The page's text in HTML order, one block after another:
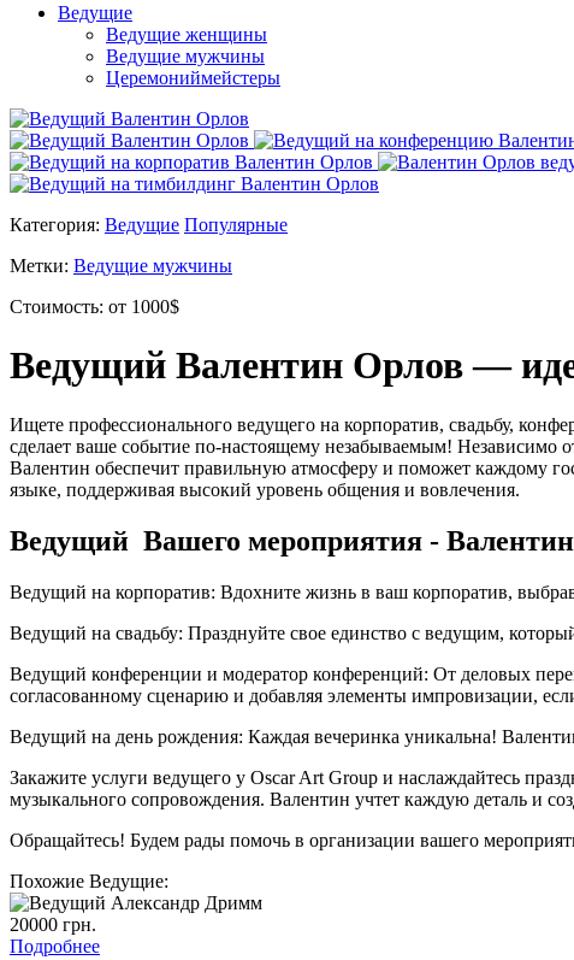
Ведущие
Ведущие женщины
Ведущие мужчины
Церемониймейстеры
Категория: Ведущие Популярные
Метки: Ведущие мужчины
Стоимость: от 1000$
Ведущий Валентин Орлов —
Ищете профессионального ведущего на корпоратив, свадьбу,
сделает ваше событие по-настоящему незабываемым! Независимо
Валентин обеспечит правильную атмосферу и поможет каждому
языке, поддерживая высокий уровень общения и вовлечения.
Ведущий Вашего мероприятия -
Ведущий на корпоратив: Вдохните жизнь в ваш корпоратив,
Ведущий на свадьбу: Празднуйте свое единство с ведущим,
Ведущий конференции и модератор конференций: От деловых
согласованному сценарию и добавляя элементы импровизации,
Ведущий на день рождения: Каждая вечеринка уникальна!
Закажите услуги ведущего у Oscar Art Group и наслаждайтесь
музыкального сопровождения. Валентин учтет каждую деталь и
Обращайтесь! Будем рады помочь в организации вашего
Похожие Ведущие:
20000 грн.
Подробнее